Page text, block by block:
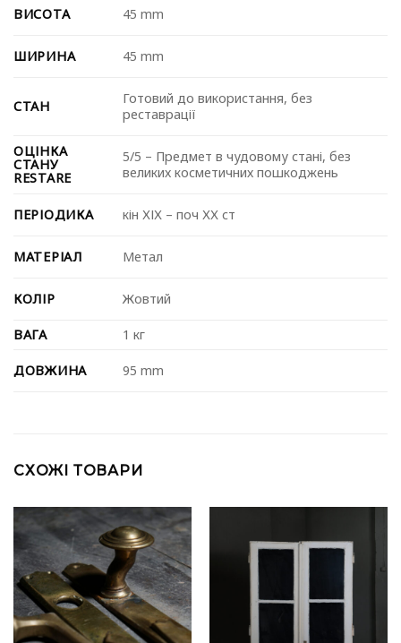
ВИСОТА 45 mm
ШИРИНА 45 mm
СТАН
Готовий до використання, без
реставрації
ОЦІНКА
СТАНУ
RESTARE
5/5 – Предмет в чудовому стані, без
великих косметичних пошкоджень
ПЕРІОДИКА ⁠кін ХІХ – поч ХХ ст
МАТЕРІАЛ Метал
КОЛІР Жовтий
ВАГА 1 кг
ДОВЖИНА 95 mm
СХОЖІ ТОВАРИ